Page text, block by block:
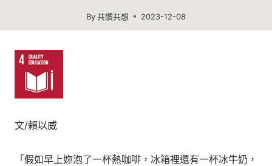
By 共讀共想 2023-12-08
文/賴以威
「假如早上妳泡了一杯熱咖啡，冰箱裡還有一杯冰牛奶，